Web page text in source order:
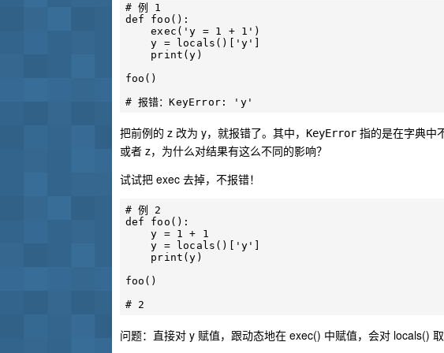
# 例 1
def foo():
    exec('y = 1 + 1')
    y = locals()['y']
foo()
把前例的 z 改为 y，就报错了。其中， KeyError 指的是在字典中
或者 z，为什么对结果有这么不同的影响？
试试把 exec 去掉，不报错！
# 例 2
def foo():
    y = 1 + 1
    y = locals()['y']
foo()
问题：直接对 y 赋值，跟动态地在 exec() 中赋值，会对 locals()